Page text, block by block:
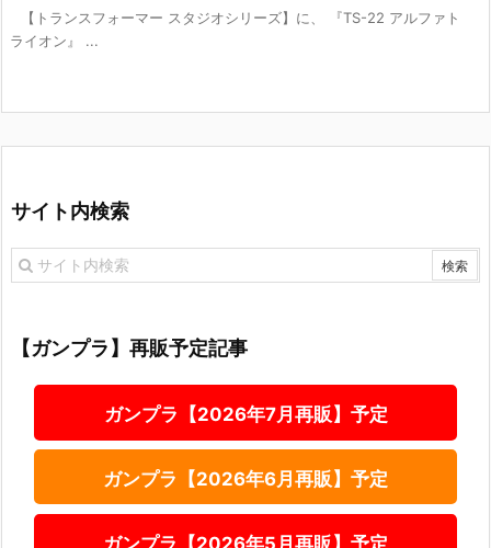
【トランスフォーマー スタジオシリーズ】に、 『TS-22 アルファト
ライオン』 ...
サイト内検索
【ガンプラ】再販予定記事
ガンプラ【2026年7月再販】予定
ガンプラ【2026年6月再販】予定
ガンプラ【2026年5月再販】予定